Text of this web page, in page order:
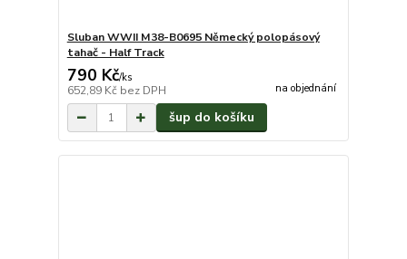
Sluban WWII M38-B0695 Německý polopásový
tahač - Half Track
790 Kč/ks
652,89 Kč bez DPH na objednání
šup do košíku